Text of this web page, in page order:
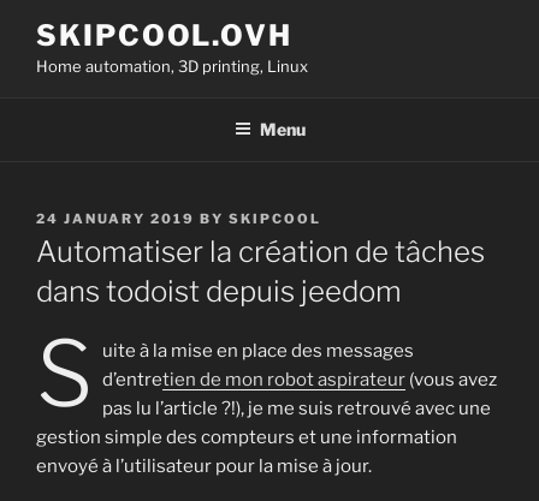
content
SKIPCOOL.OVH
Home automation, 3D printing, Linux
Menu
POSTED
ON
24 JANUARY 2019 BY SKIPCOOL
Automatiser la création de tâches
dans todoist depuis jeedom
S
uite à la mise en place des messages
d’entretien de mon robot aspirateur(vous avez
pas lu l’article ?!), je me suis retrouvé avec une
gestion simple des compteurs et une information
envoyé à l’utilisateur pour la mise à jour.